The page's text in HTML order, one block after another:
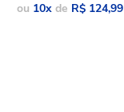
ou 10x de R$ 124,99